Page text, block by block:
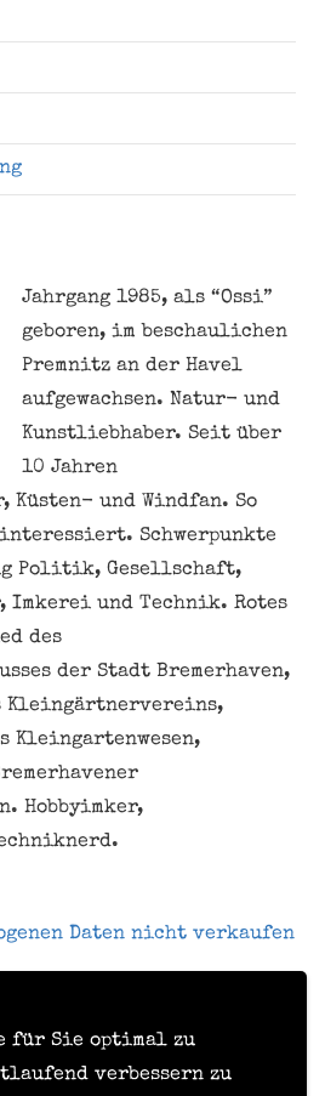
für Sie optimal zu
verbessern zu
Jahrgang 1985, als “Ossi”
geboren, im beschaulichen
Premnitz an der Havel
aufgewachsen. Natur- und
Kunstliebhaber. Seit über
10 Jahren
Küsten- und Windfan. So
Schwerpunkte
Politik, Gesellschaft,
Imkerei und Technik. Rotes
des
der Stadt Bremerhaven,
Kleingärtnervereins,
Kleingartenwesen,
Hobbyimker,
Daten nicht verkaufen